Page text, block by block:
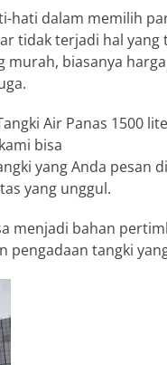
hati dalam memilih
tidak terjadi hal yang
biasanya
Air Panas 1500
bisa
yang Anda pesan
yang unggul.
menjadi bahan
pengadaan tangki